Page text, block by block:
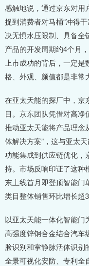
感触地说，通过京东对用
捉到消费者对马桶“冲得
决无惧水压限制、具备全
产品的开发周期约4个月
上市成功的背后，一定是
格、外观、颜值都是非常
在亚太天能的探厂中，京
目。京东团队凭借对高
推动亚太天能将产品理念
体解决方案”，这与亚太
功能集成到供应链优化，
持。市场反响印证了这
东上线首月即登顶智能门
类目整体销售环比增长超
以亚太天能一体化智能门
高强度锌钢合金结合汽车
脸识别和掌静脉活体识别
全景可视化安防、专利全